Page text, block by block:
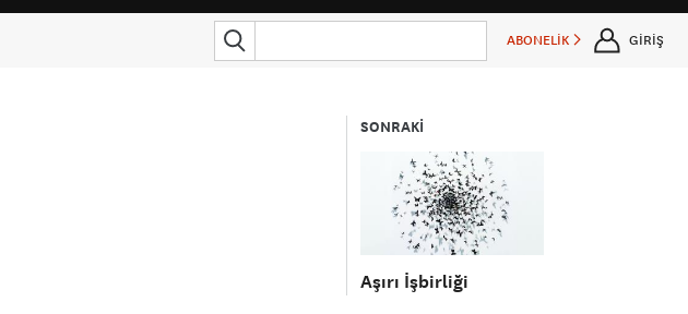
ABONELİK GİRİŞ
SONRAKİ
Aşırı İşbirliği